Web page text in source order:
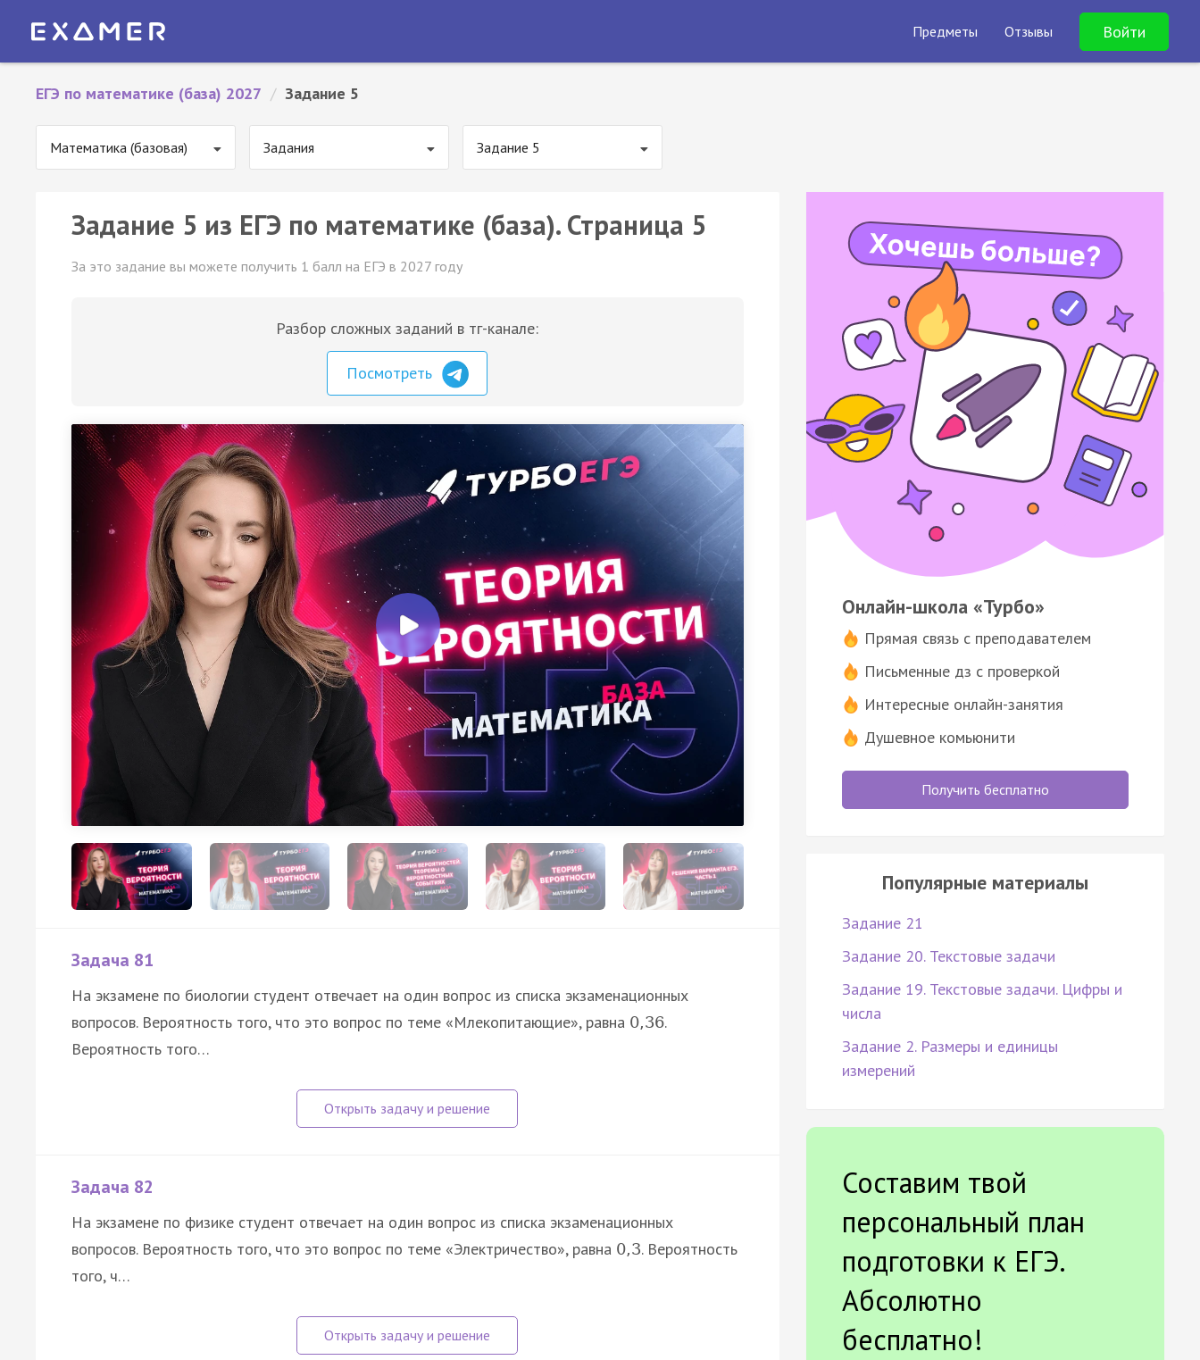
Предметы Отзывы Войти
ЕГЭ по математике (база) 2027 / Задание 5
Математика (базовая) Задания Задание 5
Задание 5 из ЕГЭ по математике (база). Страница 5
За это задание вы можете получить 1 балл на ЕГЭ в 2027 году
Разбор сложных заданий в тг-канале:
Посмотреть
Задача 81
На экзамене по биологии студент отвечает на один вопрос из списка экзаменационных
вопросов. Вероятность того, что это вопрос по теме «Млекопитающие», равна 0,36.
Вероятность того…
Задача 82
На экзамене по физике студент отвечает на один вопрос из списка экзаменационных
вопросов. Вероятность того, что это вопрос по теме «Электричество», равна 0,3. Вероятность
того, ч…
Онлайн-школа «Турбо»
Прямая связь с преподавателем
Письменные дз с проверкой
Интересные онлайн-занятия
Душевное комьюнити
Получить бесплатно
Популярные материалы
Задание 21
Задание 20. Текстовые задачи
Задание 19. Текстовые задачи. Цифры и
числа
Задание 2. Размеры и единицы
измерений
Составим твой
персональный план
подготовки к ЕГЭ.
Абсолютно
бесплатно!